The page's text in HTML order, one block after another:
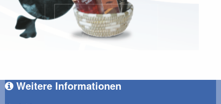
Weitere Informationen